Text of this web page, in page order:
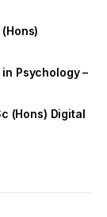
Psychology –
(Hons) Digital